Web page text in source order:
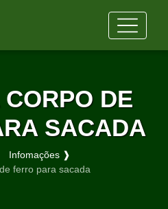
DE
SACADA
Infomações ❱
ferro para sacada